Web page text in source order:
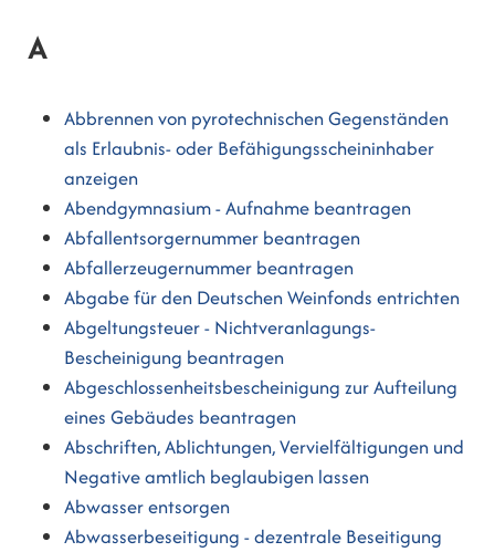
A
Abbrennen von pyrotechnischen Gegenständen
als Erlaubnis- oder Befähigungsscheininhaber
anzeigen
Abendgymnasium - Aufnahme beantragen
Abfallentsorgernummer beantragen
Abfallerzeugernummer beantragen
Abgabe für den Deutschen Weinfonds entrichten
Abgeltungsteuer - Nichtveranlagungs-
Bescheinigung beantragen
Abgeschlossenheitsbescheinigung zur Aufteilung
eines Gebäudes beantragen
Abschriften, Ablichtungen, Vervielfältigungen und
Negative amtlich beglaubigen lassen
Abwasser entsorgen
Abwasserbeseitigung - dezentrale Beseitigung